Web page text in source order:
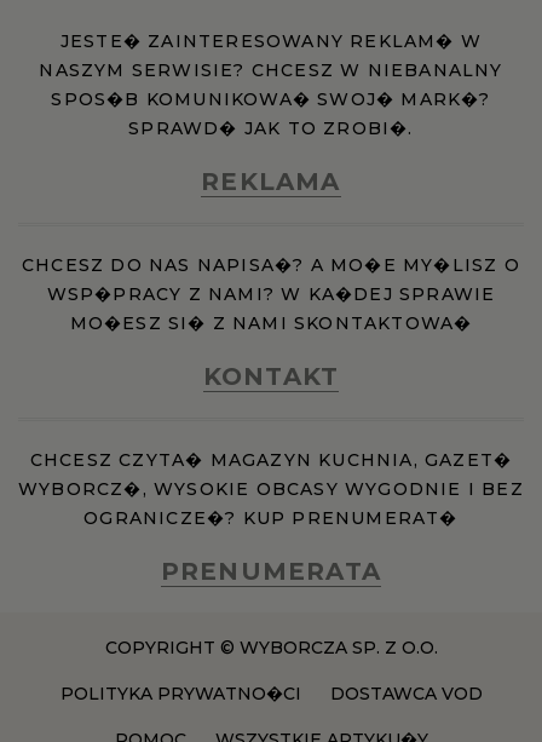
JESTE� ZAINTERESOWANY REKLAM� W
NASZYM SERWISIE? CHCESZ W NIEBANALNY
SPOS�B KOMUNIKOWA� SWOJ� MARK�?
SPRAWD� JAK TO ZROBI�.
REKLAMA
CHCESZ DO NAS NAPISA�? A MO�E MY�LISZ O
WSP�PRACY Z NAMI? W KA�DEJ SPRAWIE
MO�ESZ SI� Z NAMI SKONTAKTOWA�
KONTAKT
CHCESZ CZYTA� MAGAZYN KUCHNIA, GAZET�
WYBORCZ�, WYSOKIE OBCASY WYGODNIE I BEZ
OGRANICZE�? KUP PRENUMERAT�
PRENUMERATA
COPYRIGHT © WYBORCZA SP. Z O.O.
POLITYKA PRYWATNO�CI DOSTAWCA VOD